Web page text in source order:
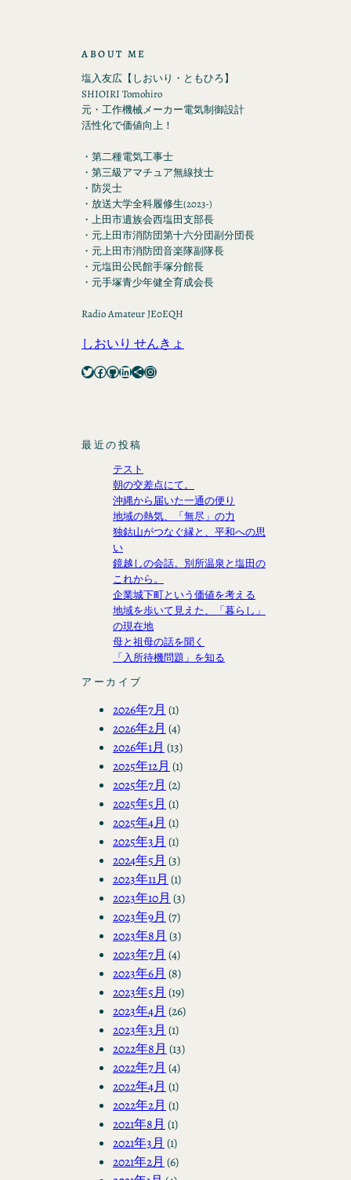
ABOUT ME
塩入友広【しおいり・ともひろ】
SHIOIRI Tomohiro
元・工作機械メーカー電気制御設計
活性化で価値向上！
・第二種電気工事士
・第三級アマチュア無線技士
・防災士
・放送大学全科履修生(2023-)
・上田市遺族会西塩田支部長
・元上田市消防団第十六分団副分団長
・元上田市消防団音楽隊副隊長
・元塩田公民館手塚分館長
・元手塚青少年健全育成会長
Radio Amateur JE0EQH
しおいり せんきょ
Twitter Facebook GitHub LinkedIn Share Icon Instagram
最近の投稿
テスト
朝の交差点にて。
沖縄から届いた一通の便り
地域の熱気、「無尽」の力
独鈷山がつなぐ縁と、平和への思
い
鏡越しの会話。別所温泉と塩田の
これから。
企業城下町という価値を考える
地域を歩いて見えた、「暮らし」
の現在地
母と祖母の話を聞く
「入所待機問題」を知る
アーカイブ
2026年7月 (1)
2026年2月 (4)
2026年1月 (13)
2025年12月 (1)
2025年7月 (2)
2025年5月 (1)
2025年4月 (1)
2025年3月 (1)
2024年5月 (3)
2023年11月 (1)
2023年10月 (3)
2023年9月 (7)
2023年8月 (3)
2023年7月 (4)
2023年6月 (8)
2023年5月 (19)
2023年4月 (26)
2023年3月 (1)
2022年8月 (13)
2022年7月 (4)
2022年4月 (1)
2022年2月 (1)
2021年8月 (1)
2021年3月 (1)
2021年2月 (6)